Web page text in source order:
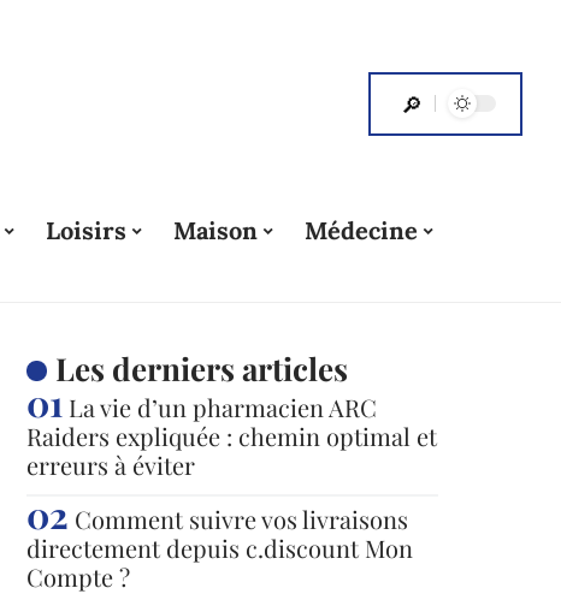
Loisirs Maison
Médecine
Les derniers articles
La vie d’un pharmacien ARC
Raiders expliquée : chemin optimal et
erreurs à éviter
Comment suivre vos livraisons
directement depuis c.discount Mon
Compte ?